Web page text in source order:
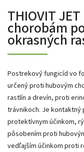
THIOVIT
chorobám
okrasných
Postrekový fungicíd vo
určený proti hubovým
rastlín a drevín, proti
trávnikoch. Je kontaktný
protektívnym účinkom,
pôsobením proti
vedľajším účinkom proti